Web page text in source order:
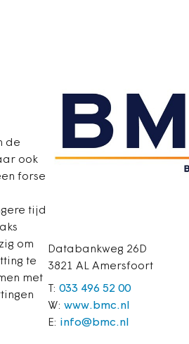
de
ook
forse
tijd
om
te
met
Databankweg 26D
3821 AL Amersfoort
T: 033 496 52 00
W: www.bmc.nl
E: info@bmc.nl